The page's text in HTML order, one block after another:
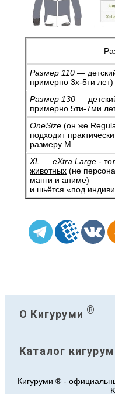
Размер 110 —
примерно 3х-5ти лет)
Размер 130 —
примерно 5ти-7ми
OneSize (он же
подходит
размеру M
XL — eXtra Large -
животных (не
манги и аниме)
и шьётся «под
О Кигуруми ®
Каталог
Кигуруми ® -